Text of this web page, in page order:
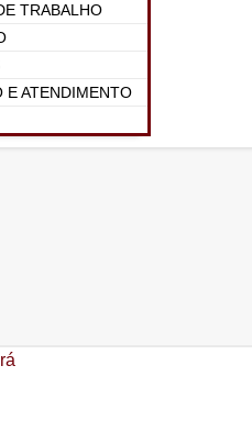
TRABALHO
E ATENDIMENTO